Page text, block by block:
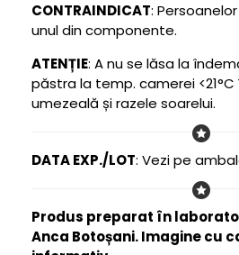
CONTRAINDICAT:
unul din componente.
ATENȚIE: A nu se lăsa la
păstra la temp. camerei
umezeală și razele soarelui.
DATA EXP./LOT: Vezi pe
Produs preparat în
Anca Botoșani. Imagine cu